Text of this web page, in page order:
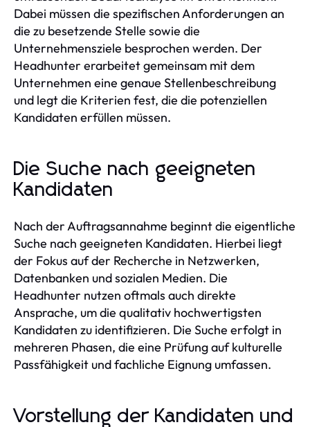
Dabei müssen die spezifischen Anforderungen an
die zu besetzende Stelle sowie die
Unternehmensziele besprochen werden. Der
Headhunter erarbeitet gemeinsam mit dem
Unternehmen eine genaue Stellenbeschreibung
und legt die Kriterien fest, die die potenziellen
Kandidaten erfüllen müssen.
Die Suche nach geeigneten
Kandidaten
Nach der Auftragsannahme beginnt die eigentliche
Suche nach geeigneten Kandidaten. Hierbei liegt
der Fokus auf der Recherche in Netzwerken,
Datenbanken und sozialen Medien. Die
Headhunter nutzen oftmals auch direkte
Ansprache, um die qualitativ hochwertigsten
Kandidaten zu identifizieren. Die Suche erfolgt in
mehreren Phasen, die eine Prüfung auf kulturelle
Passfähigkeit und fachliche Eignung umfassen.
Vorstellung der Kandidaten und